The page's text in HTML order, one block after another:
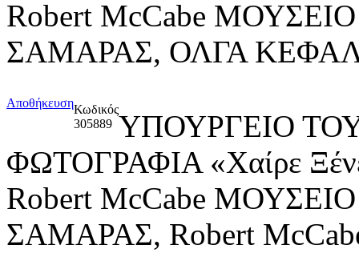
Robert McCabe
ΣΑΜΑΡΑΣ, ΟΛΓΑ
ΑποθήκευσηΚωδικός
305889 ΥΠΟΥΡΓΕΙΟ
ΦΩΤΟΓΡΑΦΙΑ «Χαίρε
Robert McCabe
ΣΑΜΑΡΑΣ, Robert